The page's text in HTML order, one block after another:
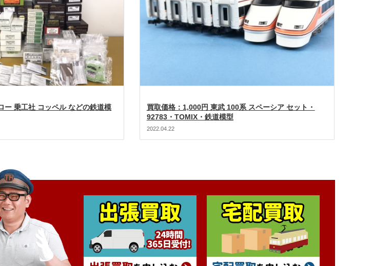
ー 乗工社 コッペル などの鉄道模
買取価格：1,000円 東武 100系 スペーシア セット・
92783・TOMIX・鉄道模型
2022.04.22